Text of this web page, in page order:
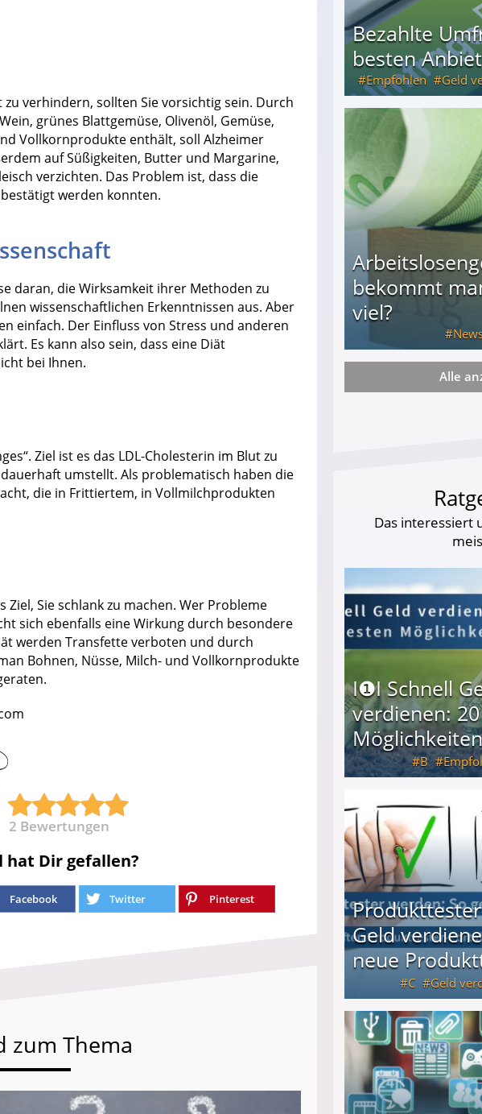
verhindern, sollten Sie vorsichtig sein. Durch
grünes Blattgemüse, Olivenöl, Gemüse,
Vollkornprodukte enthält, soll Alzheimer
auf Süßigkeiten, Butter und Margarine,
verzichten. Das Problem ist, dass die
werden konnten.
daran, die Wirksamkeit ihrer Methoden zu
wissenschaftlichen Erkenntnissen aus. Aber
einfach. Der Einfluss von Stress und anderen
Es kann also sein, dass eine Diät
bei Ihnen.
Ziel ist es das LDL-Cholesterin im Blut zu
umstellt. Als problematisch haben die
die in Frittiertem, in Vollmilchprodukten
Sie schlank zu machen. Wer Probleme
sich ebenfalls eine Wirkung durch besondere
werden Transfette verboten und durch
Bohnen, Nüsse, Milch- und Vollkornprodukte
2 Bewertungen
hat Dir gefallen?
Facebook Twitter Pinterest
zum Thema
Bezahlte
besten
Empfohlen Geld
Bezahlte Umfragen - Die besten Anbieter
bekommt
viel?
Arbeitslosengeld: Wofür bekommt man es und wie viel?
Alle
Das interessiert
I❶I Schnell
verdienen:
Möglichkeiten
B
I❶I Schnell Geld verdienen: 20 seriöse Möglichkeiten
Geld
neue
C Geld
Produkttester werden und Geld verdienen ↻ Täglich neue